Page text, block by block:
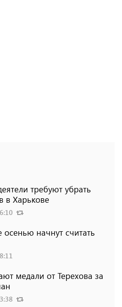
требуют убрать
в Харькове
начнут считать
медали от Терехова за